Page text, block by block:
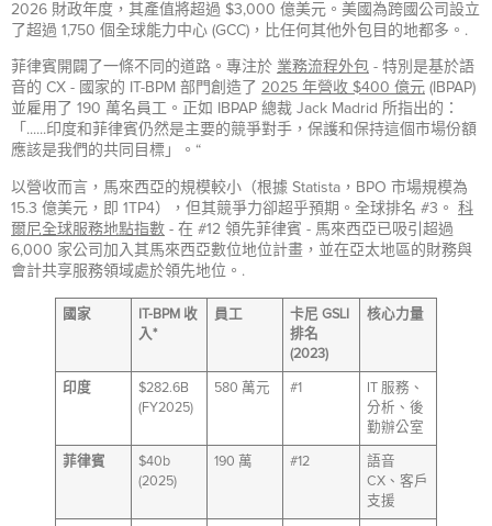
2026 財政年度，其產值將超過 $3,000 億美元。美國為跨國公司設立
了超過 1,750 個全球能力中心 (GCC)，比任何其他外包目的地都多。.
菲律賓開闢了一條不同的道路。專注於 業務流程外包 - 特別是基於語
音的 CX - 國家的 IT-BPM 部門創造了 2025 年營收 $400 億元 (IBPAP)
並雇用了 190 萬名員工。正如 IBPAP 總裁 Jack Madrid 所指出的：
「......印度和菲律賓仍然是主要的競爭對手，保護和保持這個市場份額
應該是我們的共同目標」。“
以營收而言，馬來西亞的規模較小（根據 Statista，BPO 市場規模為
15.3 億美元，即 1TP4），但其競爭力卻超乎預期。全球排名 #3。 科
爾尼全球服務地點指數 - 在 #12 領先菲律賓 - 馬來西亞已吸引超過
6,000 家公司加入其馬來西亞數位地位計畫，並在亞太地區的財務與
會計共享服務領域處於領先地位。.
國家
IT-BPM 收
入*
員工
卡尼 GSLI
排名
(2023)
核心力量
印度
$282.6B
(FY2025)
580 萬元 #1
IT 服務、
分析、後
勤辦公室
菲律賓
$40b
(2025)
190 萬 #12
語音
CX、客戶
支援